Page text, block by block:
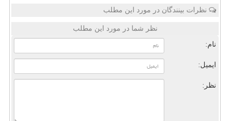
نظرات بینندگان در مورد این مطلب
نظر شما در مورد این مطلب
نام:
ایمیل:
نظر: